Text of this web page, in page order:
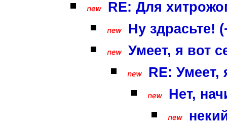
RE: Для
Ну здрасьте!
Умеет, я вот
RE: Умеет,
Нет,